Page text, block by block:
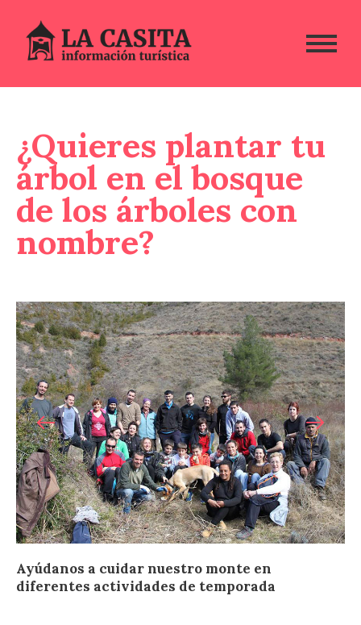
¿Quieres plantar tu
árbol en el bosque
de los árboles con
nombre?
Ayúdanos a cuidar nuestro monte en
diferentes actividades de temporada